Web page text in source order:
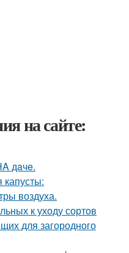
на сайте:
дaчe.
капусты:
воздуха.
к уходу сортов
для загородного